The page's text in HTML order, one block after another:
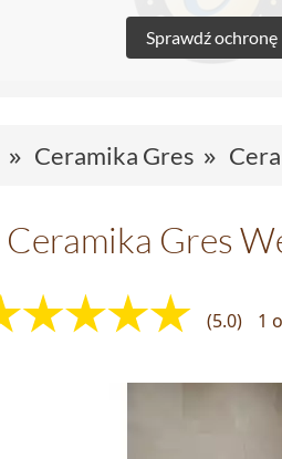
Sprawdź ochronę
Ceramika Gres
Ceramika Gres
(5.0) 1